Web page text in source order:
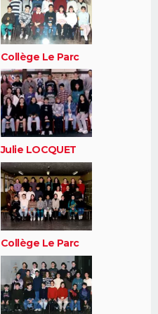
Collège Le Parc
Julie LOCQUET
Collège Le Parc